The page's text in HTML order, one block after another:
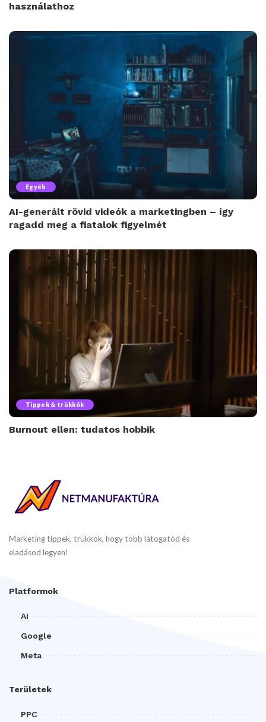
használathoz
Egyéb
AI-generált rövid videók a marketingben – így
ragadd meg a fiatalok figyelmét
Tippek & trükkök
Burnout ellen: tudatos hobbik
Marketing tippek, trükkök, hogy több látogatód és
eladásod legyen!
Platformok
AI
Google
Meta
Területek
PPC